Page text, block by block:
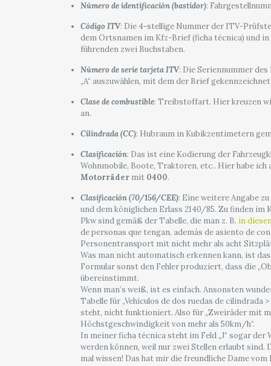
Número de identificación (bastidor):
Código ITV: Die 4-stellige Nummer der ITV-
dem Ortsnamen im Kfz-Brief (ficha técnica) und
führenden zwei Buchstaben.
Número de serie tarjeta ITV: Die Seriennummer
„A“ auszuwählen, mit dem der Brief
Clase de combustible: Treibstoffart. Hier kreuzen
an.
Cilindrada (CC): Hubraum in Kubikzentimetern
Clasificación: Das ist eine Kodierung der
Wohnmobile, Boote, Traktoren, etc.. Hier habe ich
Motorrädermit 0400.
Clasificación (70/156/CEE): Eine weitere Angabe
und dem königlichen Erlass 2140/85. Zu finden im
Pkw sind gemäß der Tabelle, die man z. B. in
de personas que tengan, además de asiento de
Personentransport mit nicht mehr als acht
Was man nicht automatisch erkennen kann, ist
Formular sonst den Fehler produziert, dass die
übereinstimmt.
Wenn man’s weiß, ist es einfach. Ansonsten
Tabelle für „Vehículos de dos ruedas de
steht, nicht funktioniert. Also für „Zweiräder mit
Höchstgeschwindigkeit von mehr als 50km/h“.
In meiner ficha técnica steht im Feld „J“ sogar
werden können, weil nur zwei Stellen erlaubt
mal wissen! Das hat mir die freundliche Dame